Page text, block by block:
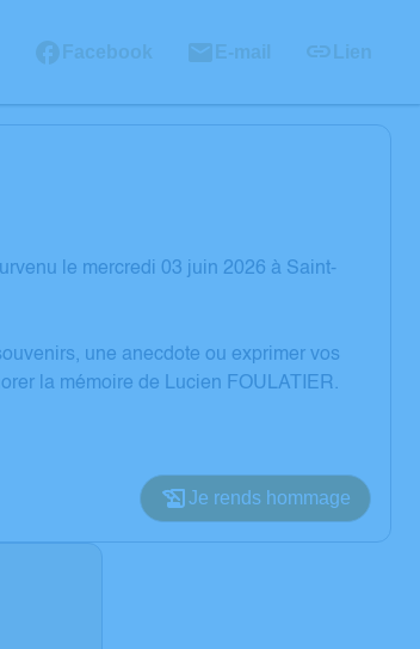
Facebook E-mail Lien
le mercredi 03 juin 2026 à Saint-
une anecdote ou exprimer vos
la mémoire de Lucien FOULATIER.
Je rends hommage